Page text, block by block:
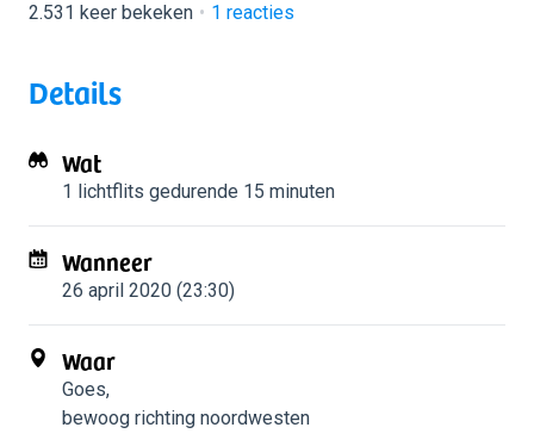
2.531 keer bekeken
1 reacties
Details
Wat
1 lichtflits gedurende 15 minuten
Wanneer
26 april 2020 (23:30)
Waar
Goes,
bewoog richting noordwesten